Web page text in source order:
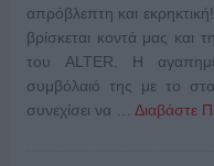
απρόβλεπτη και
βρίσκεται κοντά μας και
του ALTER. Η
συμβόλαιό της με το
συνεχίσει να … Διαβάστε